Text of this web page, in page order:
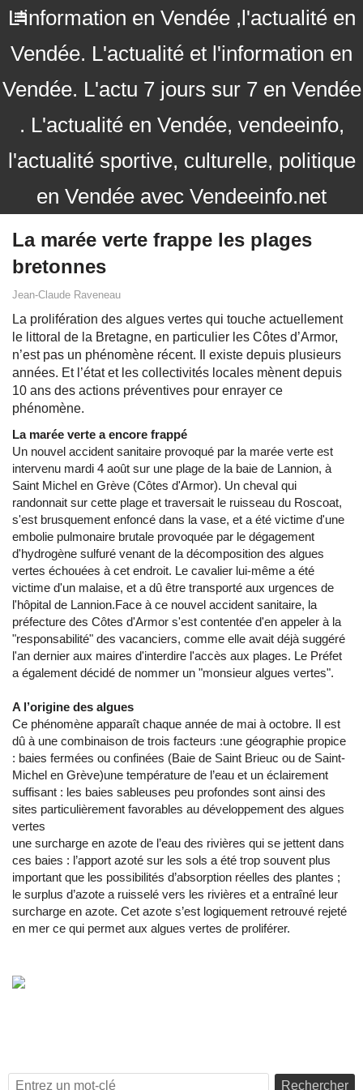
L'information en Vendée ,l'actualité en
Vendée. L'actualité et l'information en
Vendée. L'actu 7 jours sur 7 en Vendée
. L'actualité en Vendée, vendeeinfo,
l'actualité sportive, culturelle, politique
en Vendée avec Vendeeinfo.net
La marée verte frappe les plages
bretonnes
Jean-Claude Raveneau
La prolifération des algues vertes qui touche actuellement
le littoral de la Bretagne, en particulier les Côtes d’Armor,
n’est pas un phénomène récent. Il existe depuis plusieurs
années. Et l’état et les collectivités locales mènent depuis
10 ans des actions préventives pour enrayer ce
phénomène.
La marée verte a encore frappé
Un nouvel accident sanitaire provoqué par la marée verte est
intervenu mardi 4 août sur une plage de la baie de Lannion, à
Saint Michel en Grève (Côtes d'Armor). Un cheval qui
randonnait sur cette plage et traversait le ruisseau du Roscoat,
s'est brusquement enfoncé dans la vase, et a été victime d'une
embolie pulmonaire brutale provoquée par le dégagement
d'hydrogène sulfuré venant de la décomposition des algues
vertes échouées à cet endroit. Le cavalier lui-même a été
victime d'un malaise, et a dû être transporté aux urgences de
l'hôpital de Lannion.Face à ce nouvel accident sanitaire, la
préfecture des Côtes d'Armor s'est contentée d'en appeler à la
"responsabilité" des vacanciers, comme elle avait déjà suggéré
l'an dernier aux maires d'interdire l'accès aux plages. Le Préfet
a également décidé de nommer un "monsieur algues vertes".
A l’origine des algues
Ce phénomène apparaît chaque année de mai à octobre. Il est
dû à une combinaison de trois facteurs :une géographie propice
: baies fermées ou confinées (Baie de Saint Brieuc ou de Saint-
Michel en Grève)une température de l’eau et un éclairement
suffisant : les baies sableuses peu profondes sont ainsi des
sites particulièrement favorables au développement des algues
vertes
une surcharge en azote de l’eau des rivières qui se jettent dans
ces baies : l’apport azoté sur les sols a été trop souvent plus
important que les possibilités d’absorption réelles des plantes ;
le surplus d’azote a ruisselé vers les rivières et a entraîné leur
surcharge en azote. Cet azote s’est logiquement retrouvé rejeté
en mer ce qui permet aux algues vertes de proliférer.
Rechercher